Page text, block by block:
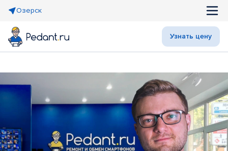
Озерск
Узнать цену